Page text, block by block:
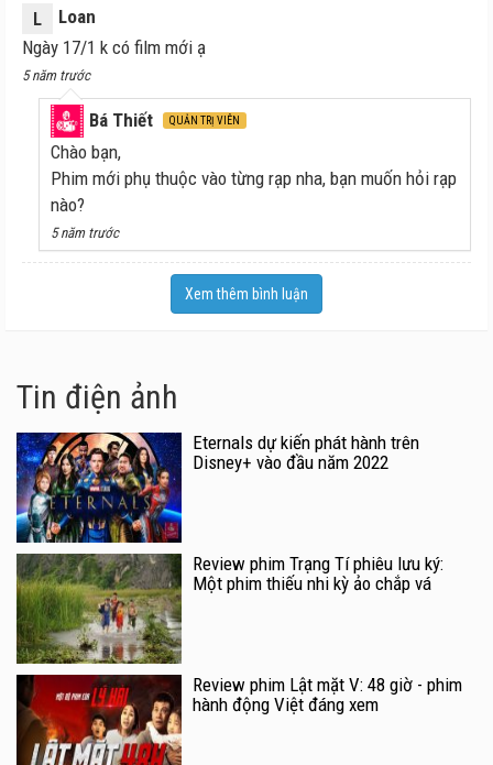
L
Loan
Ngày 17/1 k có film mới ạ
5 năm trước
Bá Thiết QUẢN TRỊ VIÊN
Chào bạn,
Phim mới phụ thuộc vào từng rạp nha, bạn muốn hỏi rạp
nào?
5 năm trước
Xem thêm bình luận
Tin điện ảnh
Eternals dự kiến phát hành trên
Disney+ vào đầu năm 2022
Review phim Trạng Tí phiêu lưu ký:
Một phim thiếu nhi kỳ ảo chắp vá
Review phim Lật mặt V: 48 giờ - phim
hành động Việt đáng xem